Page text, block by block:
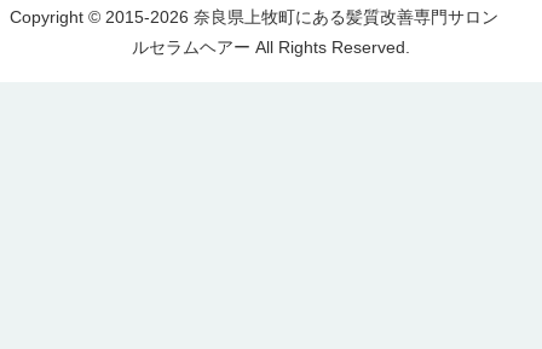
Copyright © 2015-2026 奈良県上牧町にある髪質改善専門サロン
ルセラムヘアー All Rights Reserved.